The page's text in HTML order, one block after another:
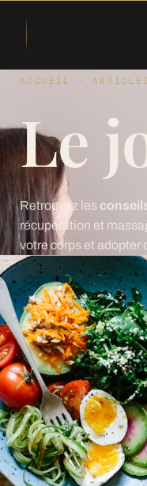
ACCUEIL ·
Le
Retrouvez les
récupération et
votre corps et adopter